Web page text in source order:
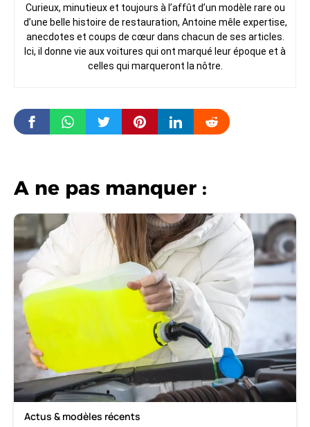
Curieux, minutieux et toujours à l’affût d’un modèle rare ou
d’une belle histoire de restauration, Antoine mêle expertise,
anecdotes et coups de cœur dans chacun de ses articles.
Ici, il donne vie aux voitures qui ont marqué leur époque et à
celles qui marqueront la nôtre.
A ne pas manquer :
Actus & modèles récents